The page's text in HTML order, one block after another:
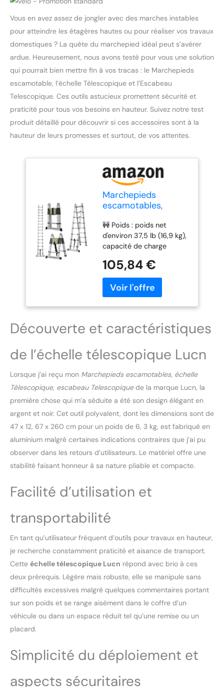
Vous en avez assez de jongler avec des marches instables
pour atteindre les étagères hautes ou pour réaliser vos travaux
domestiques ? La quête du marchepied idéal peut s’avérer
ardue. Heureusement, nous avons testé pour vous une solution
qui pourrait bien mettre fin à vos tracas : le Marchepieds
escamotable, l’échelle Télescopique et l’Escabeau
Telescopique. Ces outils astucieux promettent sécurité et
praticité pour tous vos besoins en hauteur. Suivez notre test
produit détaillé pour découvrir si ces accessoires sont à la
hauteur de leurs promesses et surtout, de vos attentes.
Marchepieds
escamotables,
Télescopique,
Escabeau
Telescopique Pliable,
Echelle Escamotable
en Métal, Charge
Max 150 kg (5M
(2,5M + 2,5M))
🚧 Poids : poids net
d'environ 37,5 lb (16,9 kg),
capacité de charge
lb ; Compactage de 2,8
pieds à 16,5 pieds (86 cm
à 5 m), facile à étendre et
à rétracter avec des
sangles de rangement,
ranger et à transporter; 🚧
verrous mécaniques
séparés sur les échelons 2
à 15. Les verrous
indépendants permettent
à l'utilisateur d'ajuster la
hauteur de l'échelle à des
exigences spécifiques
telles que la réparation
des plafonniers, des
cadres suspendus et la
peinture des murs ; 🚧
Rappel chaleureux : avant
confirmer que l'échelle est
bien droite, les verrous
et ne déplacez pas
était dessus ; Rétractez :
veuillez commencer par le
bas, ne mettez pas vos
doigts entre les échelons
(veuillez vérifier l'image et
la description pour plus
de détails) ; 🚧 Sûr et
compact : avec une
de qualité industrielle +
antidérapants en
105,84 €
Découverte et caractéristiques
de l’échelle télescopique Lucn
Lorsque j’ai reçu mon Marchepieds escamotables, échelle
Télescopique, escabeau Telescopiquede la marque Lucn, la
première chose qui m’a séduite a été son design élégant en
argent et noir. Cet outil polyvalent, dont les dimensions sont de
47 x 12, 67 x 260 cm pour un poids de 6, 3 kg, est fabriqué en
aluminium malgré certaines indications contraires que j’ai pu
observer dans les retours d’utilisateurs. Le matériel offre une
stabilité faisant honneur à sa nature pliable et compacte.
Facilité d’utilisation et
transportabilité
En tant qu’utilisateur fréquent d’outils pour travaux en hauteur,
je recherche constamment praticité et aisance de transport.
Cette échelle télescopique Lucn répond avec brio à ces
deux prérequis. Légère mais robuste, elle se manipule sans
difficultés excessives malgré quelques commentaires portant
sur son poids et se range aisément dans le coffre d’un
véhicule ou dans un espace réduit tel qu’une remise ou un
placard.
Simplicité du déploiement et
aspects sécuritaires